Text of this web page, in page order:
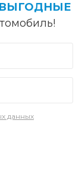
данных